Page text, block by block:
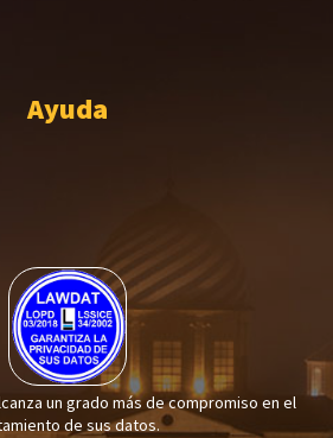
Ayuda
un grado más de compromiso en el
de sus datos.